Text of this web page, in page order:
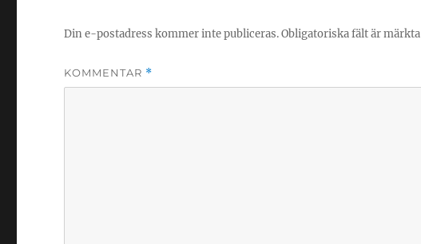
Din e-postadress kommer inte publiceras.Obligatoriska fält är märkta
KOMMENTAR *